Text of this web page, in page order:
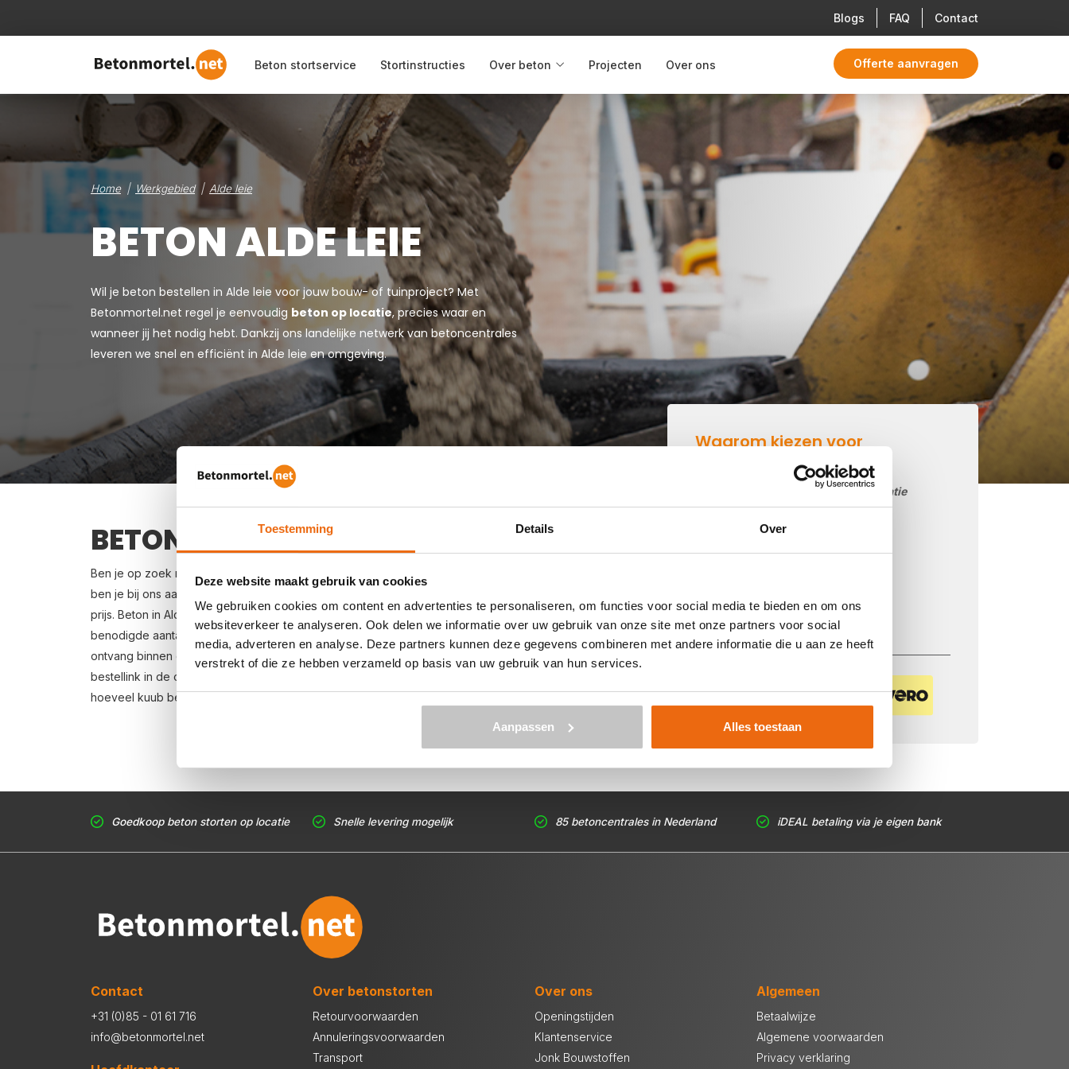
Toestemming Details Over
Deze website maakt gebruik van cookies
We gebruiken cookies om content en advertenties te personaliseren, om functies voor social media te bieden en om ons
websiteverkeer te analyseren. Ook delen we informatie over uw gebruik van onze site met onze partners voor social
media, adverteren en analyse. Deze partners kunnen deze gegevens combineren met andere informatie die u aan ze heeft
verstrekt of die ze hebben verzameld op basis van uw gebruik van hun services.
Aanpassen Alles toestaan
Blogs FAQ Contact
Beton stortservice Stortinstructies Over beton Projecten Over ons Offerte aanvragen
Home Werkgebied Alde leie
BETON ALDE LEIE
Wil je beton bestellen in Alde leie voor jouw bouw- of tuinproject? Met
Betonmortel.net regel je eenvoudig beton op locatie, precies waar en
wanneer jij het nodig hebt. Dankzij ons landelijke netwerk van betoncentrales
leveren we snel en efficiënt in Alde leie en omgeving.
BETON BESTELLEN IN ALDE LEIE
Ben je op zoek naar een leverancier bij jou in de buurt die goedkoop beton kan storten in Alde leie? Dan
ben je bij ons aan het juiste adres. Wij bezorgen kant-en-klaar beton in heel Nederland voor een voordelige
prijs. Beton in Alde leie bestellen is eenvoudig: vraag vrijblijvend eenofferteaan. Vul je postcode, het
benodigde aantal m3, het type beton, de optionele keuze voor een betonpomp en je e-mailadres in en
ontvang binnen enkele seconden een gerichte prijs per e-mail voor Alde leie. Aansluitend kun je middels de
bestellink in de offertemail je beton bestellen. Levering in Alde leie is al mogelijk in 3 werkdagen. Weet je niet
hoeveel kuub betonspecie je nodig hebt? Zie voor de berekening:
Waarom kiezen voor
Betonmortel.net
Goedkoop beton storten op locatie
Regelmatig nieuwe prijzen
Veilig betalen met:
Goedkoop beton storten op locatie Snelle levering mogelijk 85 betoncentrales in Nederland iDEAL betaling via je eigen bank
Contact
+31 (0)85 - 01 61 716
info@betonmortel.net
Over betonstorten
Retourvoorwaarden
Annuleringsvoorwaarden
Transport
Over ons
Openingstijden
Klantenservice
Jonk Bouwstoffen
Algemeen
Betaalwijze
Algemene voorwaarden
Privacy verklaring